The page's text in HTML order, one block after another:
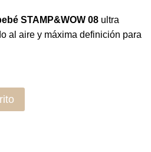
STAMP&WOW 08 ultra
al aire y máxima definición para